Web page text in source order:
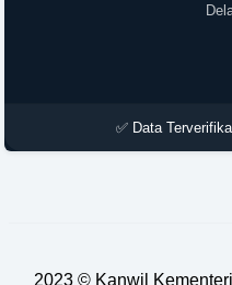
✅ Data
2023 © Kanwil